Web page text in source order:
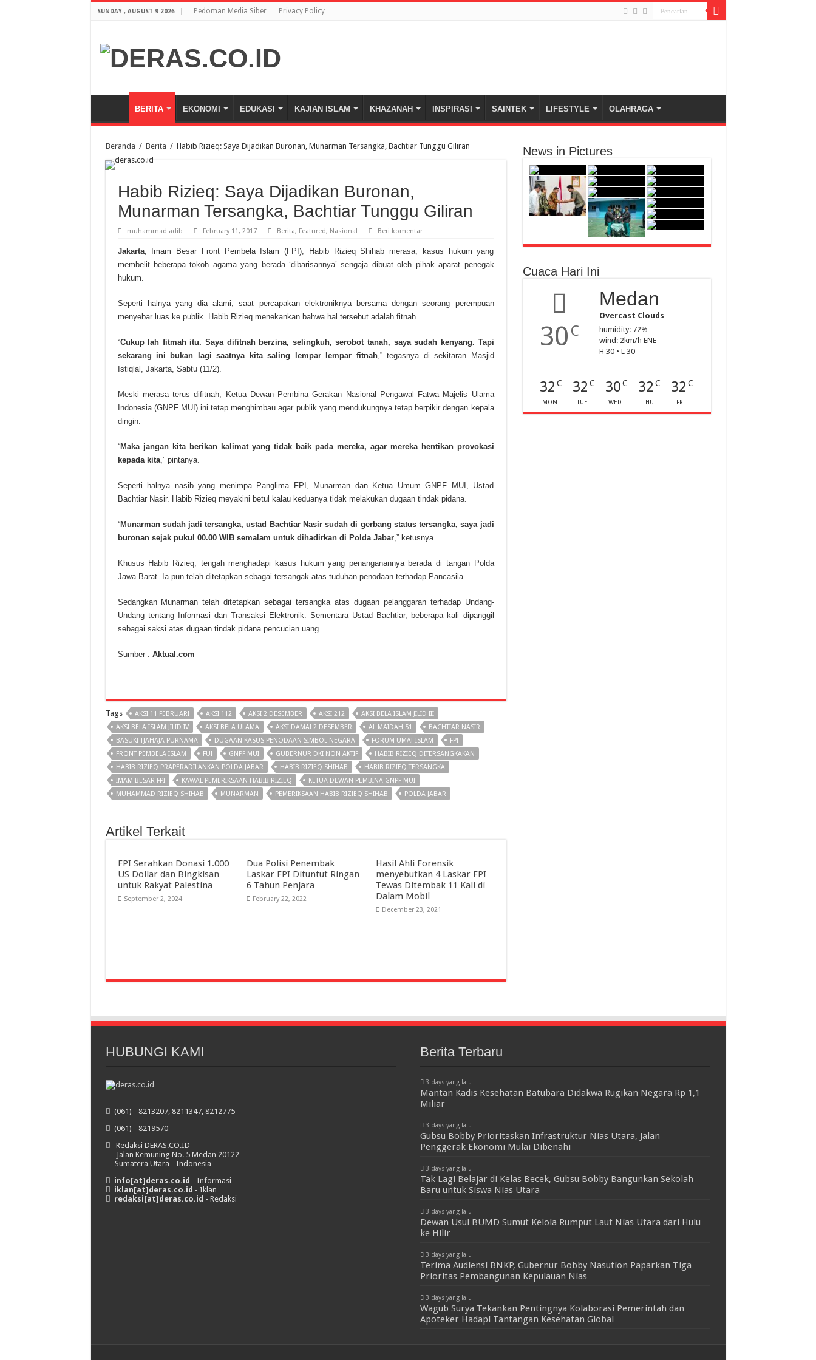
SUNDAY , AUGUST 9 2026 Pedoman Media Siber Privacy Policy
BERITA EKONOMI EDUKASI KAJIAN ISLAM KHAZANAH INSPIRASI SAINTEK LIFESTYLE OLAHRAGA
Beranda / Berita / Habib Rizieq: Saya Dijadikan Buronan, Munarman Tersangka, Bachtiar Tunggu Giliran
Habib Rizieq: Saya Dijadikan Buronan,
Munarman Tersangka, Bachtiar Tunggu Giliran
muhammad adib February 11, 2017 Berita, Featured, Nasional Beri komentar
Jakarta, Imam Besar Front Pembela Islam (FPI), Habib Rizieq Shihab merasa, kasus hukum yang
membelit beberapa tokoh agama yang berada ‘dibarisannya’ sengaja dibuat oleh pihak aparat penegak
hukum.
Seperti halnya yang dia alami, saat percapakan elektroniknya bersama dengan seorang perempuan
menyebar luas ke publik. Habib Rizieq menekankan bahwa hal tersebut adalah fitnah.
“Cukup lah fitmah itu. Saya difitnah berzina, selingkuh, serobot tanah, saya sudah kenyang. Tapi
sekarang ini bukan lagi saatnya kita saling lempar lempar fitnah,” tegasnya di sekitaran Masjid
Istiqlal, Jakarta, Sabtu (11/2).
Meski merasa terus difitnah, Ketua Dewan Pembina Gerakan Nasional Pengawal Fatwa Majelis Ulama
Indonesia (GNPF MUI) ini tetap menghimbau agar publik yang mendukungnya tetap berpikir dengan kepala
dingin.
“Maka jangan kita berikan kalimat yang tidak baik pada mereka, agar mereka hentikan provokasi
kepada kita,” pintanya.
Seperti halnya nasib yang menimpa Panglima FPI, Munarman dan Ketua Umum GNPF MUI, Ustad
Bachtiar Nasir. Habib Rizieq meyakini betul kalau keduanya tidak melakukan dugaan tindak pidana.
“Munarman sudah jadi tersangka, ustad Bachtiar Nasir sudah di gerbang status tersangka, saya jadi
buronan sejak pukul 00.00 WIB semalam untuk dihadirkan di Polda Jabar,” ketusnya.
Khusus Habib Rizieq, tengah menghadapi kasus hukum yang penanganannya berada di tangan Polda
Jawa Barat. Ia pun telah ditetapkan sebagai tersangak atas tuduhan penodaan terhadap Pancasila.
Sedangkan Munarman telah ditetapkan sebagai tersangka atas dugaan pelanggaran terhadap Undang-
Undang tentang Informasi dan Transaksi Elektronik. Sementara Ustad Bachtiar, beberapa kali dipanggil
sebagai saksi atas dugaan tindak pidana pencucian uang.
Sumber : Aktual.com
Tags AKSI 11 FEBRUARI AKSI 112 AKSI 2 DESEMBER AKSI 212
AKSI BELA ISLAM JILID III
AKSI BELA ISLAM JILID IV
AKSI BELA ULAMA AKSI DAMAI 2 DESEMBER AL MAIDAH 51
BACHTIAR NASIR
BASUKI TJAHAJA PURNAMA
DUGAAN KASUS PENODAAN SIMBOL NEGARA FORUM UMAT ISLAM
FPI
FRONT PEMBELA ISLAM
FUI GNPF MUI GUBERNUR DKI NON AKTIF
HABIB RIZIEQ DITERSANGKAKAN
HABIB RIZIEQ PRAPERADILANKAN POLDA JABAR
HABIB RIZIEQ SHIHAB
HABIB RIZIEQ TERSANGKA
IMAM BESAR FPI
KAWAL PEMERIKSAAN HABIB RIZIEQ
KETUA DEWAN PEMBINA GNPF MUI
MUHAMMAD RIZIEQ SHIHAB
MUNARMAN PEMERIKSAAN HABIB RIZIEQ SHIHAB POLDA JABAR
Artikel Terkait
FPI Serahkan Donasi 1.000
US Dollar dan Bingkisan
untuk Rakyat Palestina
September 2, 2024
Dua Polisi Penembak
Laskar FPI Dituntut Ringan
6 Tahun Penjara
February 22, 2022
Hasil Ahli Forensik
menyebutkan 4 Laskar FPI
Tewas Ditembak 11 Kali di
Dalam Mobil
December 23, 2021
News in Pictures
Cuaca Hari Ini
30 C
Medan
Overcast Clouds
humidity: 72%
wind: 2km/h ENE
H 30 • L 30
32 C
MON
32 C
TUE
30C
WED
32 C
THU
32 C
FRI
HUBUNGI KAMI
(061) - 8213207, 8211347, 8212775
(061) - 8219570
Redaksi DERAS.CO.ID
Jalan Kemuning No. 5 Medan 20122
Sumatera Utara - Indonesia
info[at]deras.co.id - Informasi
iklan[at]deras.co.id - Iklan
redaksi[at]deras.co.id - Redaksi
Berita Terbaru
3 days yang lalu
Mantan Kadis Kesehatan Batubara Didakwa Rugikan Negara Rp 1,1
Miliar
3 days yang lalu
Gubsu Bobby Prioritaskan Infrastruktur Nias Utara, Jalan
Penggerak Ekonomi Mulai Dibenahi
3 days yang lalu
Tak Lagi Belajar di Kelas Becek, Gubsu Bobby Bangunkan Sekolah
Baru untuk Siswa Nias Utara
3 days yang lalu
Dewan Usul BUMD Sumut Kelola Rumput Laut Nias Utara dari Hulu
ke Hilir
3 days yang lalu
Terima Audiensi BNKP, Gubernur Bobby Nasution Paparkan Tiga
Prioritas Pembangunan Kepulauan Nias
3 days yang lalu
Wagub Surya Tekankan Pentingnya Kolaborasi Pemerintah dan
Apoteker Hadapi Tantangan Kesehatan Global